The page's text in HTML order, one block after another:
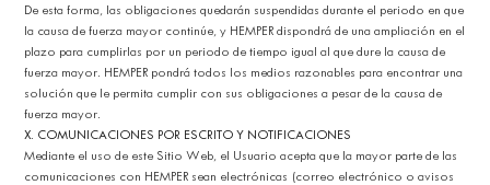
De esta forma, las obligaciones quedarán suspendidas durante el periodo en que
la causa de fuerza mayor continúe, y HEMPER dispondrá de una ampliación en el
plazo para cumplirlas por un periodo de tiempo igual al que dure la causa de
fuerza mayor. HEMPER pondrá todos los medios razonables para encontrar una
solución que le permita cumplir con sus obligaciones a pesar de la causa de
fuerza mayor.
X. COMUNICACIONES POR ESCRITO Y NOTIFICACIONES
Mediante el uso de este Sitio Web, el Usuario acepta que la mayor parte de las
comunicaciones con HEMPER sean electrónicas (correo electrónico o avisos